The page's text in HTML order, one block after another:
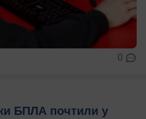
0
БПЛА почтили у